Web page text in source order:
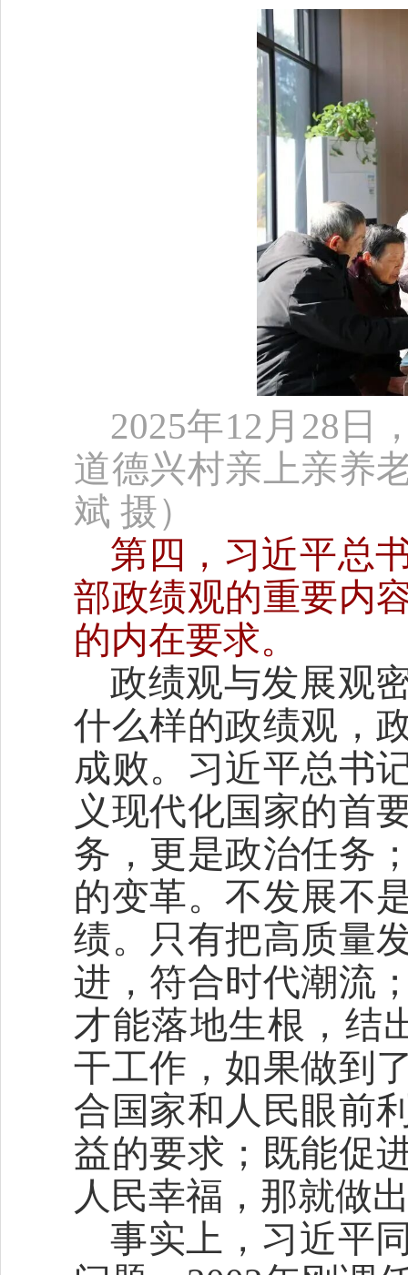
2025年12月28日
道德兴村亲上亲养
斌 摄）
第四，习近平总
部政绩观的重要内
的内在要求。
政绩观与发展观
什么样的政绩观，
成败。习近平总书
义现代化国家的首
务，更是政治任务
的变革。不发展不
绩。只有把高质量
进，符合时代潮流
才能落地生根，结
干工作，如果做到
合国家和人民眼前
益的要求；既能促
人民幸福，那就做
事实上，习近平